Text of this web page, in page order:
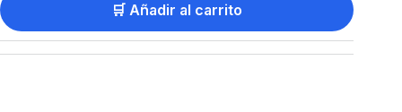
🛒 Añadir al carrito